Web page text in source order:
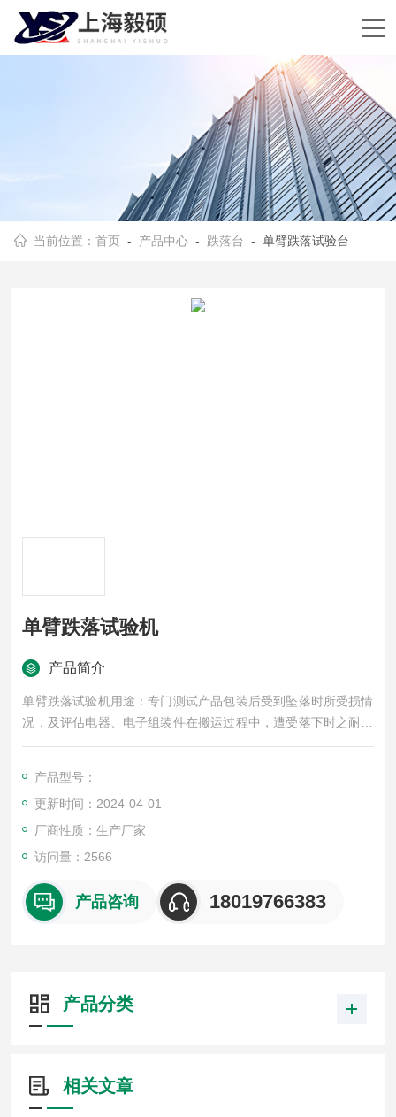
当前位置：首页 - 产品中心 - 跌落台 - 单臂跌落试验台
单臂跌落试验机
产品简介
单臂跌落试验机用途：专门测试产品包装后受到坠落时所受损情
况，及评估电器、电子组装件在搬运过程中，遭受落下时之耐冲
击强度。跌落台，跌落试验台配有高精度数显仪表控制高度。
产品型号：
更新时间：2024-04-01
厂商性质：生产厂家
访问量：2566
产品咨询 18019766383
产品分类
相关文章